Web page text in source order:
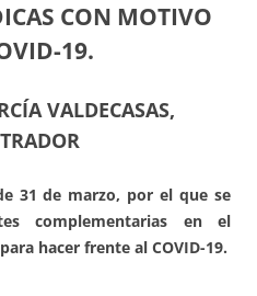
CON MOTIVO
19.
VALDECASAS,
31 de marzo, por el que se
complementarias en el
hacer frente al COVID-19.